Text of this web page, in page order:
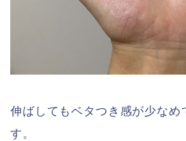
伸ばしてもベタつき感が少なめ
す。